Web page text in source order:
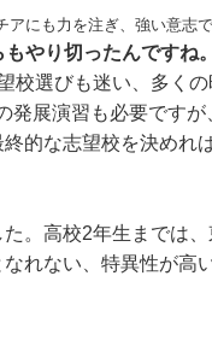
にも力を注ぎ、強い意志
やり切ったんですね。
選びも迷い、多くの
発展演習も必要です
的な志望校を決めれ
。高校2年生までは
れない、特異性が高